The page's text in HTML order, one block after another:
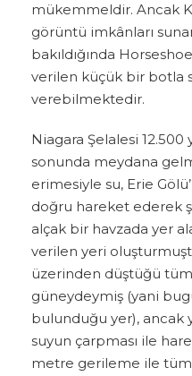
mükemmeldir. Ancak
görüntü imkânları
bakıldığında
verilen küçük bir botla
verebilmektedir.
Niagara Şelalesi 12.500
sonunda meydana
erimesiyle su, Erie
doğru hareket ederek
alçak bir havzada yer
verilen yeri
üzerinden düştüğü
güneydeymiş (yani
bulunduğu yer), ancak
suyun çarpması ile
metre gerileme ile